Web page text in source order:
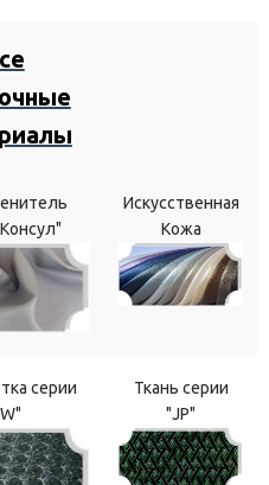
Искусственная
Кожа
серии
Ткань серии
"JP"